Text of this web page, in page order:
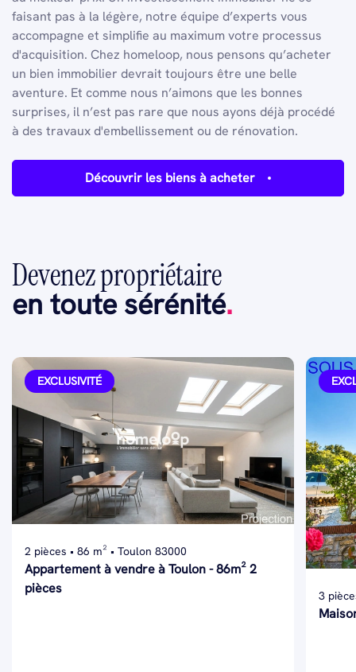
faisant pas à la légère, notre équipe d’experts vous
accompagne et simplifie au maximum votre processus
d'acquisition. Chez homeloop, nous pensons qu’acheter
un bien immobilier devrait toujours être une belle
aventure. Et comme nous n’aimons que les bonnes
surprises, il n’est pas rare que nous ayons déjà procédé
à des travaux d'embellissement ou de rénovation.
Découvrir les biens à acheter
Devenez propriétaire
en toute sérénité.
EXCLUSIVITÉ
2 pièces • 86 m² • Toulon 83000
Appartement à vendre à Toulon - 86m² 2
pièces
3